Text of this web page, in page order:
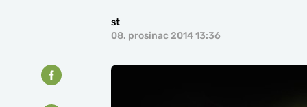
st
08. prosinac 2014 13:36